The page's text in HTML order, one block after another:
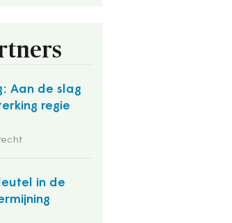
Aan de slag
regie
in de